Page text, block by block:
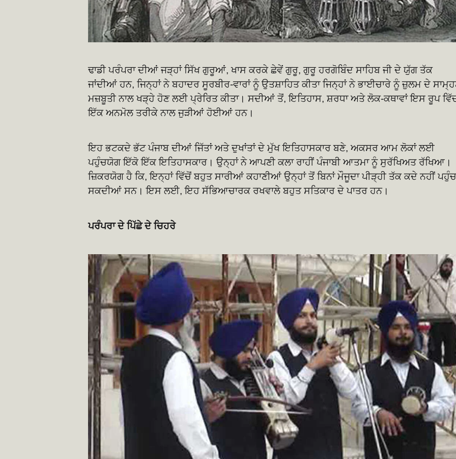
ਢਾਡੀ ਪਰੰਪਰਾ ਦੀਆਂ ਜੜ੍ਹਾਂ ਸਿੱਖ ਗੁਰੂਆਂ, ਖਾਸ ਕਰਕੇ ਛੇਵੇਂ ਗੁਰੂ, ਗੁਰੂ ਹਰਗੋਬਿੰਦ ਸਾਹਿਬ ਜੀ ਦੇ ਯੁੱਗ ਤੱਕ
ਜਾਂਦੀਆਂ ਹਨ, ਜਿਨ੍ਹਾਂ ਨੇ ਬਹਾਦਰ ਸੂਰਬੀਰ-ਵਾਰਾਂ ਨੂੰ ਉਤਸ਼ਾਹਿਤ ਕੀਤਾ ਜਿਨ੍ਹਾਂ ਨੇ ਭਾਈਚਾਰੇ ਨੂੰ ਜ਼ੁਲਮ ਦੇ
ਮਜ਼ਬੂਤੀ ਨਾਲ ਖੜ੍ਹੇ ਹੋਣ ਲਈ ਪ੍ਰੇਰਿਤ ਕੀਤਾ। ਸਦੀਆਂ ਤੋਂ, ਇਤਿਹਾਸ, ਸ਼ਰਧਾ ਅਤੇ ਲੋਕ-ਕਥਾਵਾਂ ਇਸ ਰੂਪ
ਇੱਕ ਅਨਮੋਲ ਤਰੀਕੇ ਨਾਲ ਜੁੜੀਆਂ ਹੋਈਆਂ ਹਨ।
ਇਹ ਭਟਕਦੇ ਭੱਟ ਪੰਜਾਬ ਦੀਆਂ ਜਿੱਤਾਂ ਅਤੇ ਦੁਖਾਂਤਾਂ ਦੇ ਮੁੱਖ ਇਤਿਹਾਸਕਾਰ ਬਣੇ, ਅਕਸਰ ਆਮ ਲੋਕਾਂ ਲਈ
ਪਹੁੰਚਯੋਗ ਇੱਕੋ ਇੱਕ ਇਤਿਹਾਸਕਾਰ। ਉਨ੍ਹਾਂ ਨੇ ਆਪਣੀ ਕਲਾ ਰਾਹੀਂ ਪੰਜਾਬੀ ਆਤਮਾ ਨੂੰ ਸੁਰੱਖਿਅਤ ਰੱਖਿਆ।
ਜ਼ਿਕਰਯੋਗ ਹੈ ਕਿ, ਇਨ੍ਹਾਂ ਵਿੱਚੋਂ ਬਹੁਤ ਸਾਰੀਆਂ ਕਹਾਣੀਆਂ ਉਨ੍ਹਾਂ ਤੋਂ ਬਿਨਾਂ ਮੌਜੂਦਾ ਪੀੜ੍ਹੀ ਤੱਕ ਕਦੇ ਨਹੀਂ ਪਹੁੰਚ
ਸਕਦੀਆਂ ਸਨ। ਇਸ ਲਈ, ਇਹ ਸੱਭਿਆਚਾਰਕ ਰਖਵਾਲੇ ਬਹੁਤ ਸਤਿਕਾਰ ਦੇ ਪਾਤਰ ਹਨ।
ਪਰੰਪਰਾ ਦੇ ਪਿੱਛੇ ਦੇ ਚਿਹਰੇ